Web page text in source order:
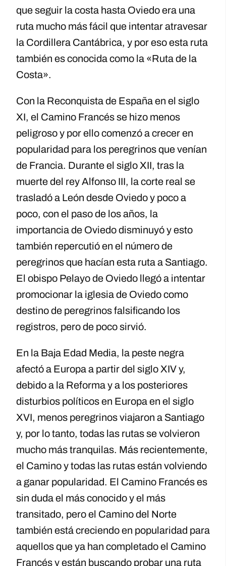
que seguir la costa hasta Oviedo era una
ruta mucho más fácil que intentar atravesar
la Cordillera Cantábrica, y por eso esta ruta
también es conocida como la «Ruta de la
Costa».
Con la Reconquista de España en el siglo
XI, el Camino Francés se hizo menos
peligroso y por ello comenzó a crecer en
popularidad para los peregrinos que venían
de Francia. Durante el siglo XII, tras la
muerte del rey Alfonso III, la corte real se
trasladó a León desde Oviedo y poco a
poco, con el paso de los años, la
importancia de Oviedo disminuyó y esto
también repercutió en el número de
peregrinos que hacían esta ruta a Santiago.
El obispo Pelayo de Oviedo llegó a intentar
promocionar la iglesia de Oviedo como
destino de peregrinos falsificando los
registros, pero de poco sirvió.
En la Baja Edad Media, la peste negra
afectó a Europa a partir del siglo XIV y,
debido a la Reforma y a los posteriores
disturbios políticos en Europa en el siglo
XVI, menos peregrinos viajaron a Santiago
y, por lo tanto, todas las rutas se volvieron
mucho más tranquilas. Más recientemente,
el Camino y todas las rutas están volviendo
a ganar popularidad. El Camino Francés es
sin duda el más conocido y el más
transitado, pero el Camino del Norte
también está creciendo en popularidad para
aquellos que ya han completado el Camino
Francés y están buscando probar una ruta